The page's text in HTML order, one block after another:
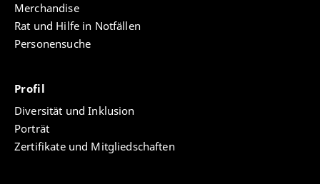
Merchandise
Rat und Hilfe in Notfällen
Personensuche
Profil
Diversität und Inklusion
Porträt
Zertifikate und Mitgliedschaften